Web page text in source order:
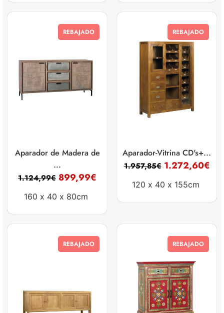
REBAJADO
Aparador de Madera de
...
1.124,99€ 899,99€
160 x 40 x 80cm
REBAJADO
Aparador-Vitrina CD's+...
1.957,85€ 1.272,60€
120 x 40 x 155cm
REBAJADO REBAJADO